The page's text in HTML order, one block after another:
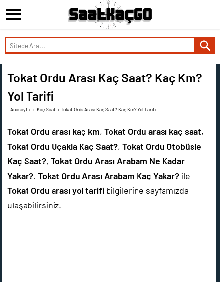
Tokat Ordu Arası Kaç Saat? Kaç Km?
Yol Tarifi
Anasayfa › Kaç Saat › Tokat Ordu Arası Kaç Saat? Kaç Km? Yol Tarifi
Tokat Ordu arası kaç km, Tokat Ordu arası kaç saat,
Tokat Ordu Uçakla Kaç Saat?, Tokat Ordu Otobüsle
Kaç Saat?, Tokat Ordu Arası Arabam Ne Kadar
Yakar?, Tokat Ordu Arası Arabam Kaç Yakar? ile
Tokat Ordu arası yol tarifi bilgilerine sayfamızda
ulaşabilirsiniz.